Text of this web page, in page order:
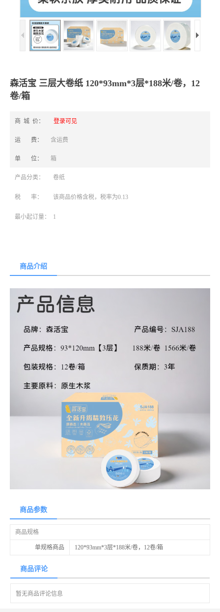
森活宝 三层大卷纸 120*93mm*3层*188米/卷，12
卷/箱
商 城 价： 登录可见
运 费： 含运费
单 位： 箱
产品分类： 卷纸
税 率： 该商品价格含税，税率为0.13
最小起订量： 1
商品介绍
商品参数
商品规格
单规格商品 120*93mm*3层*188米/卷，12卷/箱
商品评论
暂无商品评论信息